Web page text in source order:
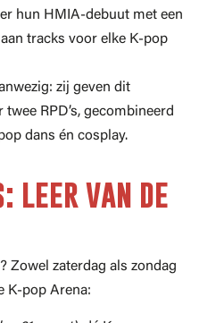
hun HMIA-debuut met een
tracks voor elke K-pop
zij geven dit
RPD’s, gecombineerd
dans én cosplay.
leer van de
Zowel zaterdag als zondag
K-pop Arena: